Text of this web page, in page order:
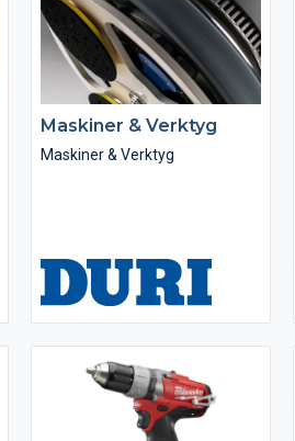
Maskiner & Verktyg
Maskiner & Verktyg